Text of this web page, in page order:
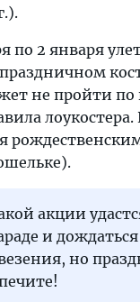
по 2 января
не пройти по
лоукостера.
акции
и дождаться
но